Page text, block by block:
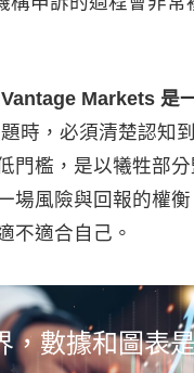
Vantage Markets 是
時，必須清楚認知
門檻，是以犧牲部
場風險與回報的權
不適合自己。
，數據和圖表